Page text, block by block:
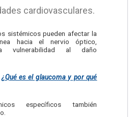
cardiovasculares.
sistémicos pueden afectar la
hacia el nervio óptico,
vulnerabilidad al daño
¿Qué es el glaucoma y por qué
específicos también